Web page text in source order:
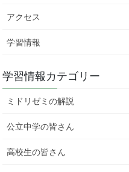
アクセス
学習情報
学習情報カテゴリー
ミドリゼミの解説
公立中学の皆さん
高校生の皆さん